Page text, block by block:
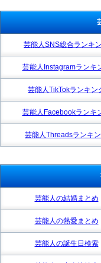
芸能人SNS総合ランキ
芸能人Instagramランキ
芸能人TikTokランキン
芸能人Facebookランキ
芸能人Threadsランキ
芸能人の結婚まとめ
芸能人の熱愛まとめ
芸能人の誕生日検索